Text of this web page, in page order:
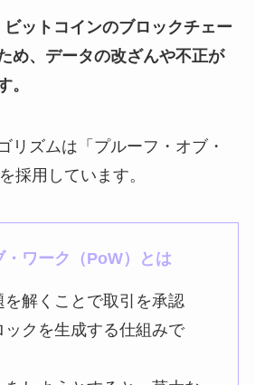
ビットコインのブロックチェー
め、データの改ざんや不正が
。
リズムは「プルーフ・オブ・
採用しています。
・ワーク（PoW）とは
解くことで取引を承認
ックを生成する仕組みで